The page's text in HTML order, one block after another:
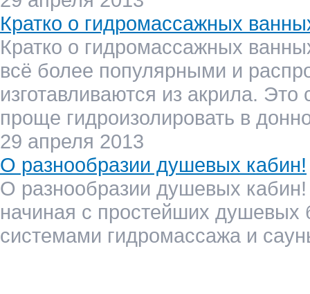
Кратко о гидромассажных
Кратко о гидромассажных
всё более популярными и
изготавливаются из акрила.
проще гидроизолировать в
29 апреля 2013
О разнообразии душевых кабин!
О разнообразии душевых
начиная с простейших
системами гидромассажа и